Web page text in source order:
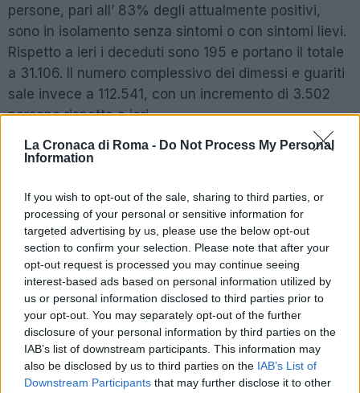
La Cronaca di Roma - Do Not Process My Personal
Information
If you wish to opt-out of the sale, sharing to third parties, or
processing of your personal or sensitive information for
targeted advertising by us, please use the below opt-out
section to confirm your selection. Please note that after your
opt-out request is processed you may continue seeing
interest-based ads based on personal information utilized by
us or personal information disclosed to third parties prior to
your opt-out. You may separately opt-out of the further
disclosure of your personal information by third parties on the
IAB’s list of downstream participants. This information may
also be disclosed by us to third parties on the IAB’s List of
Downstream Participants that may further disclose it to other
persone, pari all’ 83% degli attualmente positivi,
sono in isolamento senza sintomi o con sintomi lievi.
Rispetto a ieri i deceduti sono 195 e portano il totale
a 31.106. Il numero complessivo dei dimessi e guariti
sale invece a 112.541, con un incremento di 3.502
persone rispetto a ieri.
I CASI REGIONE PER REGIONE
Nel dettaglio, i casi attualmente positivi sono 30.032
in Lombardia, 12.491 in Piemonte, 6.502 in Emilia-
Romagna, 5.020 in Veneto, 3.563 in Toscana, 2.718
in Liguria, 4.235 nel Lazio, 3.013 nelle Marche, 1.815
in Campania, 573 nella Provincia autonoma di
Trento, 2.322 in Puglia, 1.889 in Sicilia, 779 in Friuli
Venezia Giulia, 1.489 in Abruzzo, 413 nella Provincia
autonoma di Bolzano, 106 in Umbria, 491 in
Sardegna, 93 in Valle d’Aosta, 551 in Calabria, 131 in
Basilicata e 231 in Molise.